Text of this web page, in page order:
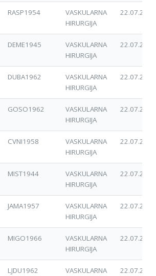
RASP1954
VASKULARNA
HIRURGIJA
22.07.2025
DEME1945
VASKULARNA
HIRURGIJA
22.07.2025
DUBA1962
VASKULARNA
HIRURGIJA
22.07.2025
GOSO1962
VASKULARNA
HIRURGIJA
22.07.2025
CVNI1958
VASKULARNA
HIRURGIJA
22.07.2025
MIST1944
VASKULARNA
HIRURGIJA
22.07.2025
JAMA1957
VASKULARNA
HIRURGIJA
22.07.2025
MIGO1966
VASKULARNA
HIRURGIJA
22.07.2025
LJDU1962
VASKULARNA
22.07.2025